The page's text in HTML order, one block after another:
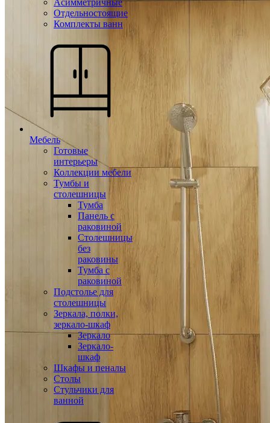
Асимметричные
Отдельностоящие
Комплекты ванн
Мебель
Готовые
интерьеры
Коллекции мебели
Тумбы и
столешницы
Тумба
Панель с
раковиной
Столешницы
без
раковины
Тумба с
раковиной
Подстолье для
столешницы
Зеркала, полки,
зеркало-шкаф
Зеркало
Зеркало-
шкаф
Шкафы и пеналы
Столы
Стульчики для
ванной